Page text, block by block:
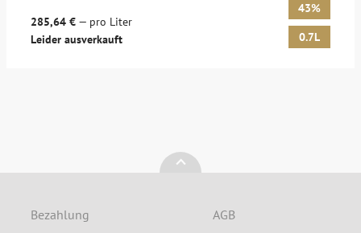
285,64 € — pro Liter
Leider ausverkauft
43%
0.7L
Bezahlung AGB